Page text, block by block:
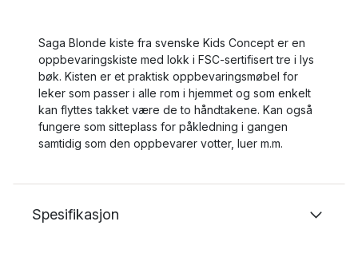
Saga Blonde kiste fra svenske Kids Concept er en
oppbevaringskiste med lokk i FSC-sertifisert tre i lys
bøk. Kisten er et praktisk oppbevaringsmøbel for
leker som passer i alle rom i hjemmet og som enkelt
kan flyttes takket være de to håndtakene. Kan også
fungere som sitteplass for påkledning i gangen
samtidig som den oppbevarer votter, luer m.m.
Spesifikasjon